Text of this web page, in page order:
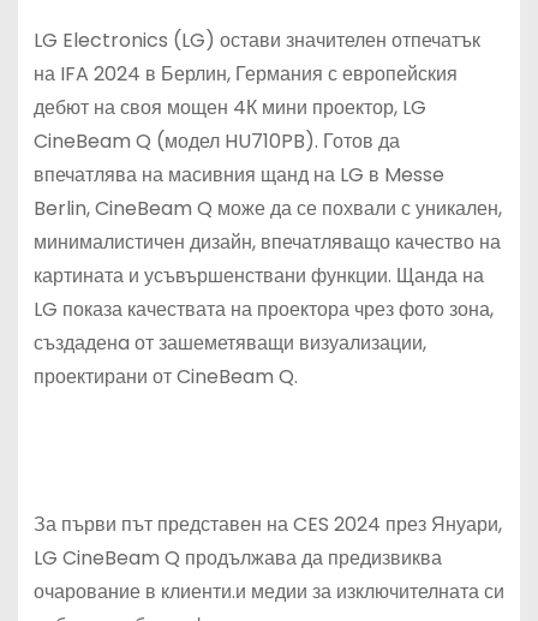
LG Electronics (LG) остави значителен отпечатък
на IFA 2024 в Берлин, Германия с европейския
дебют на своя мощен 4К мини проектор, LG
CineBeam Q (модел HU710PB). Готов да
впечатлява на масивния щанд на LG в Messe
Berlin, CineBeam Q може да се похвали с уникален,
минималистичен дизайн, впечатляващо качество на
картината и усъвършенствани функции. Щанда на
LG показа качествата на проектора чрез фото зона,
създаденa от зашеметяващи визуализации,
проектирани от CineBeam Q.
За първи път представен на CES 2024 през Януари,
LG CineBeam Q продължава да предизвиква
очарование в клиенти.и медии за изключителната си